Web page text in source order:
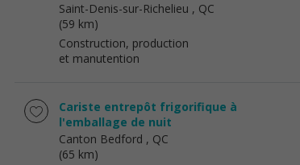
Saint-Denis-sur-Richelieu , QC
(59 km)
Construction, production
et manutention
Cariste entrepôt frigorifique à
l'emballage de nuit
Canton Bedford , QC
(65 km)